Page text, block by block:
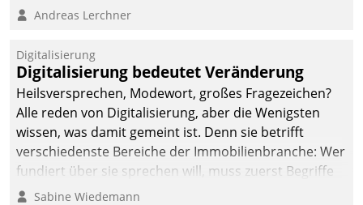
Andreas Lerchner
Digitalisierung
Digitalisierung bedeutet Veränderung
Heilsversprechen, Modewort, großes Fragezeichen?
Alle reden von Digitalisierung, aber die Wenigsten
wissen, was damit gemeint ist. Denn sie betrifft
verschiedenste Bereiche der Immobilienbranche: Wer
fundiert über sie sprechen will, muss zuerst Begriffe
klären. Ein Aspekt ist die betriebliche Optimierung:
Sabine Wiedemann